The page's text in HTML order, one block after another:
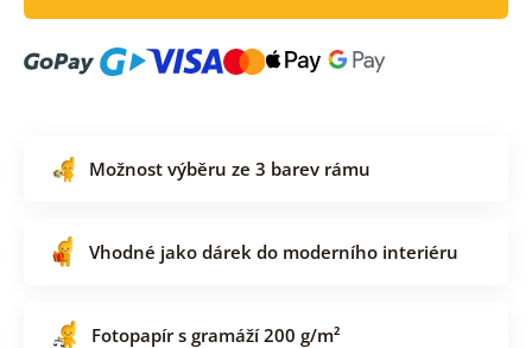
Možnost výběru ze 3 barev rámu
Vhodné jako dárek do moderního interiéru
Fotopapír s gramáží 200 g/m²